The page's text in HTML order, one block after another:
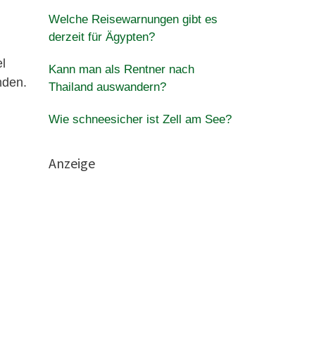
Welche Reisewarnungen gibt es
derzeit für Ägypten?
Kann man als Rentner nach
Thailand auswandern?
Wie schneesicher ist Zell am See?
Anzeige